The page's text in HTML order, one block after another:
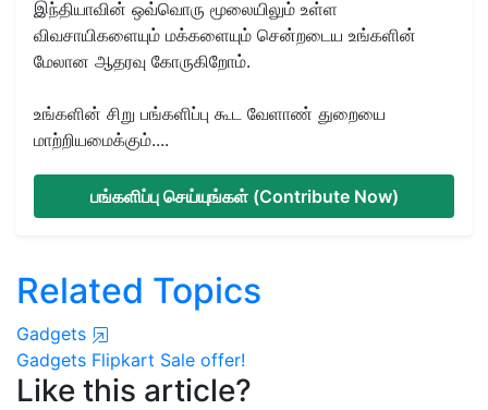
இந்தியாவின் ஒவ்வொரு மூலையிலும் உள்ள
விவசாயிகளையும் மக்களையும் சென்றடைய உங்களின்
மேலான ஆதரவு கோருகிறோம்.
உங்களின் சிறு பங்களிப்பு கூட வேளாண் துறையை
மாற்றியமைக்கும்....
பங்களிப்பு செய்யுங்கள் (Contribute Now)
Related Topics
Gadgets
Gadgets Flipkart Sale offer!
Like this article?